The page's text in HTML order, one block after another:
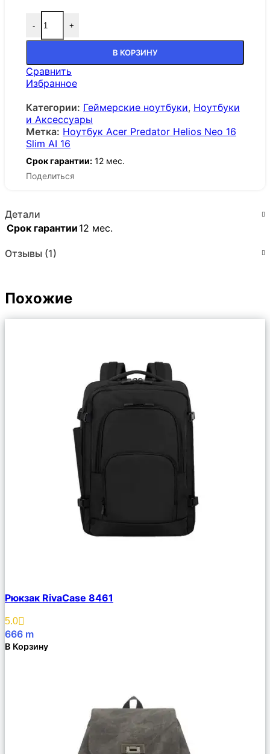
- +
В КОРЗИНУ
Сравнить
Избранное
Категории: Геймерские ноутбуки, Ноутбуки
и Аксессуары
Метка: Ноутбук Acer Predator Helios Neo 16
Slim AI 16
Срок гарантии: 12 мес.
Поделиться
Детали
Срок гарантии 12 мес.
Отзывы (1)
Похожие
Описание
Избранное
Рюкзак RivaCase 8461
5.0
666 m
В Корзину